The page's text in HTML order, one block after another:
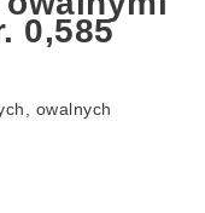
0,585
owalnych